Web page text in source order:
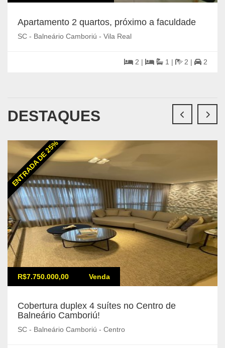
Apartamento 2 quartos, próximo a faculdade
SC - Balneário Camboriú - Vila Real
2 | 1 | 2 | 2
DESTAQUES
ENTRADA DE 25%
R$7.750.000,00 Venda
Cobertura duplex 4 suítes no Centro de
Balneário Camboriú!
SC - Balneário Camboriú - Centro